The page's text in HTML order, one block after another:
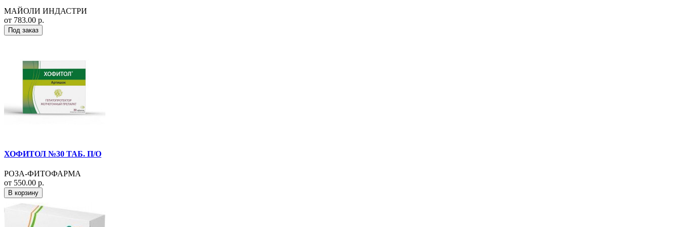
МАЙОЛИ ИНДАСТРИ
от 783.00 р.
Под заказ
ХОФИТОЛ №30 ТАБ. П/О
РОЗА-ФИТОФАРМА
от 550.00 р.
В корзину